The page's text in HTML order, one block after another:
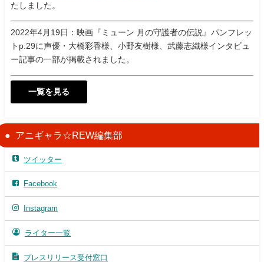
たしました。
2022年4月19日：映画『ミューン 月の守護者の伝説』パンフレッ
トp.29に声優・大橋彩香様、小野友樹様、武藤志織様インタビュ
ー記事の一部が掲載されました。
一覧を見る
アニギャラ☆REW編集部
ツイッター
Facebook
Instagram
ライター一覧
プレスリリース受付窓口